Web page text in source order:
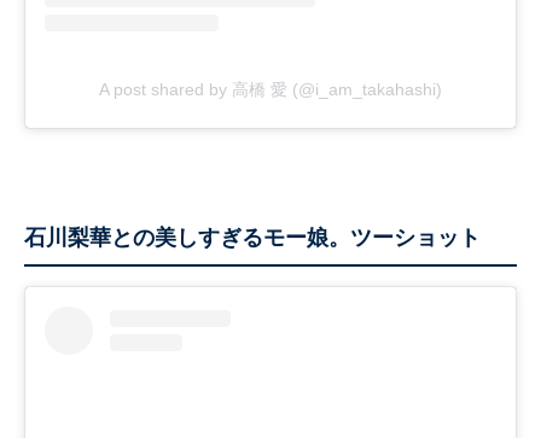
A post shared by 高橋 愛 (@i_am_takahashi)
石川梨華との美しすぎるモー娘。ツーショット